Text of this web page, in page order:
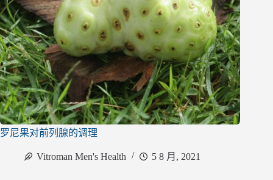
罗尼果对前列腺的调理
Vitroman Men's Health 5 8 月, 2021